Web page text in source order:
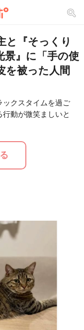
と『そっくり
』に「手の使
を被った人間
ックスタイムを過ご
動が微笑ましいと